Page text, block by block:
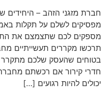
חברת מזגני הזהב – היחידים
מפסיקים לשלם על תקלות
מספקים לכם שתצמצם את
תרכשו מקררים תעשייתיים
בטוחים שהעסק שלכם מתקרר
חדרי קירור אם רכשתם
יכולים להיות רגועים […]